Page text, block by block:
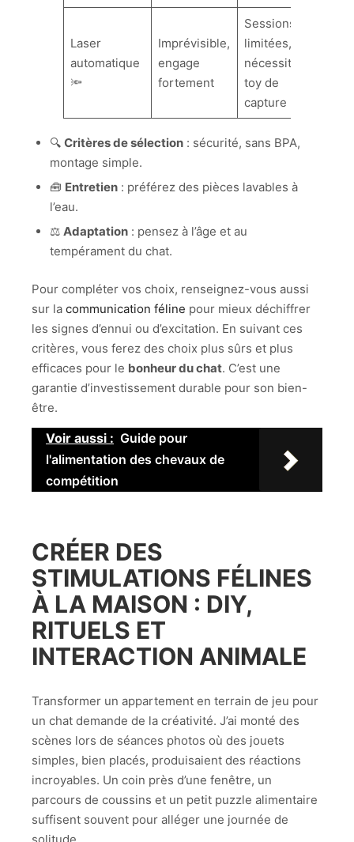
Laser
automatique
🔦
Imprévisible,
engage
fortement
Sessions
limitées,
nécessite
toy de
capture
🔍 Critères de sélection: sécurité, sans BPA,
montage simple.
🧰 Entretien: préférez des pièces lavables à
l’eau.
⚖️ Adaptation: pensez à l’âge et au
tempérament du chat.
Pour compléter vos choix, renseignez-vous aussi
sur la communication féline pour mieux déchiffrer
les signes d’ennui ou d’excitation. En suivant ces
critères, vous ferez des choix plus sûrs et plus
efficaces pour le bonheur du chat. C’est une
garantie d’investissement durable pour son bien-
être.
Voir aussi : Guide pour
l'alimentation des chevaux de
compétition
CRÉER DES
STIMULATIONS FÉLINES
À LA MAISON : DIY,
RITUELS ET
INTERACTION ANIMALE
Transformer un appartement en terrain de jeu pour
un chat demande de la créativité. J’ai monté des
scènes lors de séances photos où des jouets
simples, bien placés, produisaient des réactions
incroyables. Un coin près d’une fenêtre, un
parcours de coussins et un petit puzzle alimentaire
suffisent souvent pour alléger une journée de